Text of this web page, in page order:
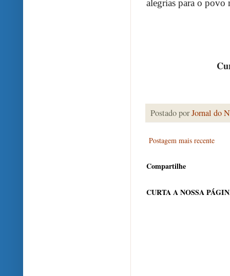
alegrias para o povo
Postado porJornal do
Postagem mais recente
Compartilhe
CURTA A NOSSA